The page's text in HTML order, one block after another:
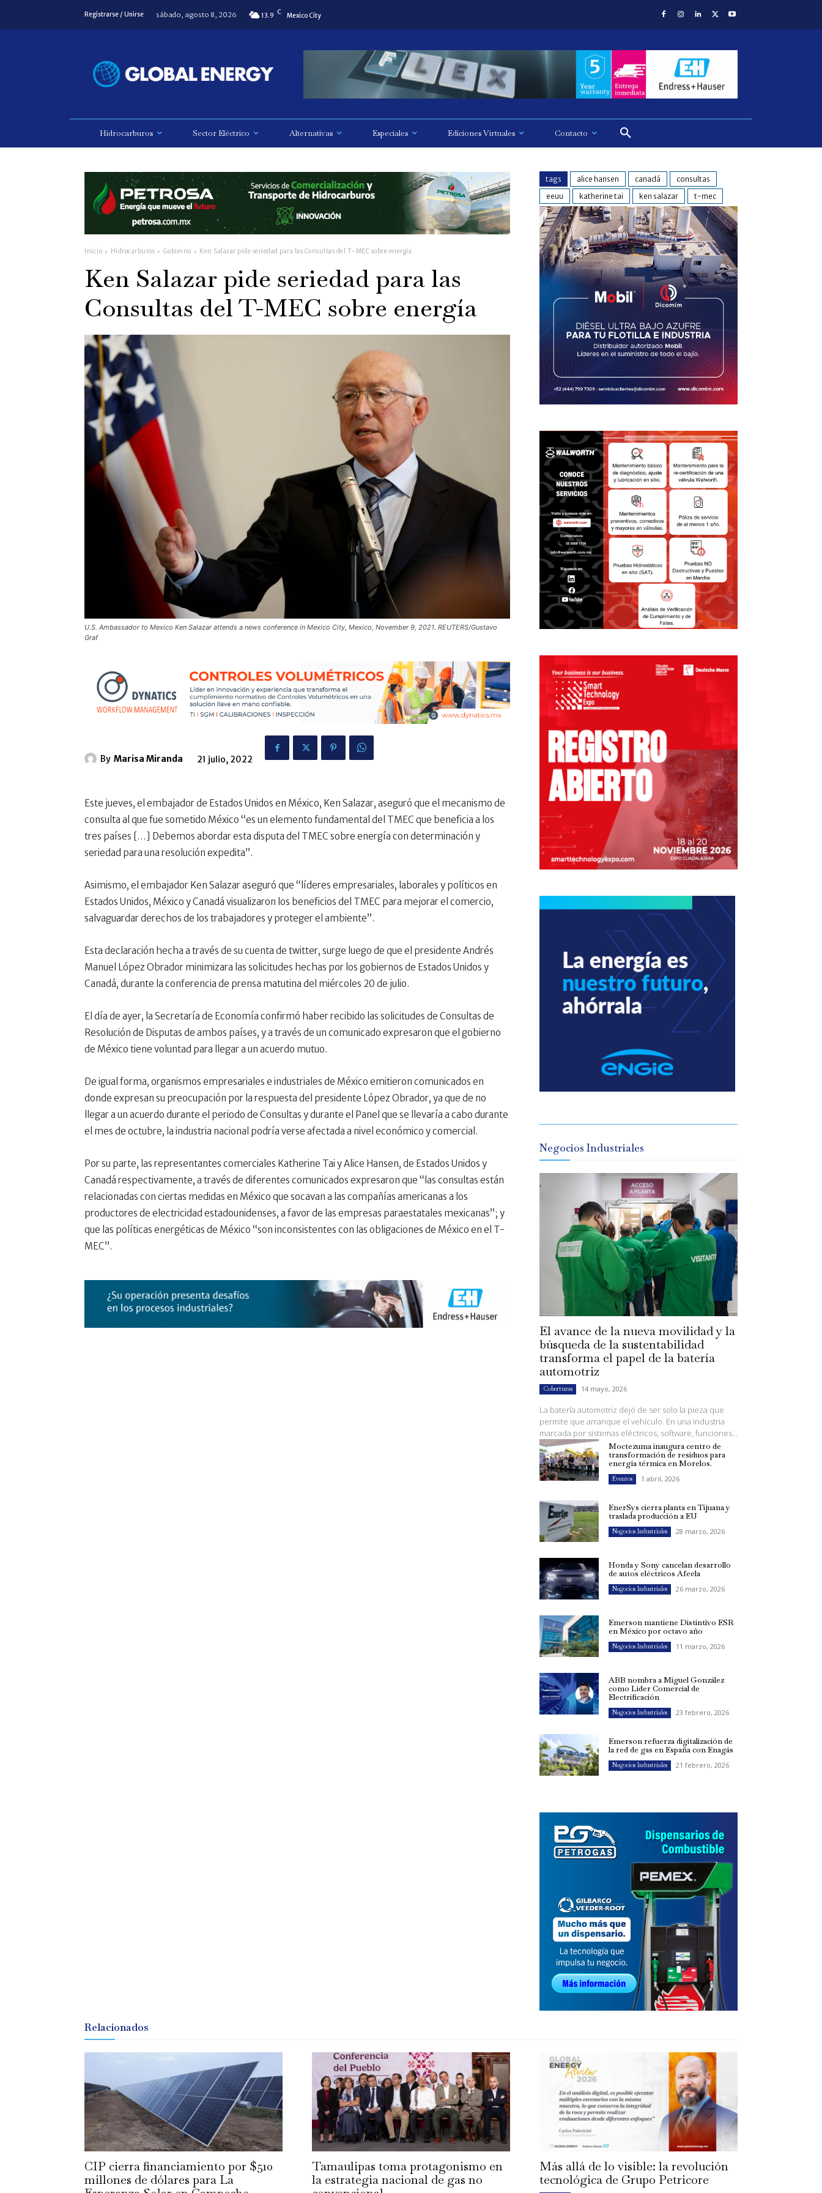
Registrarse / Unirse sábado, agosto 8, 2026 13.9 C Mexico City
Hidrocarburos Sector Eléctrico Alternativas Especiales Ediciones Virtuales Contacto
Inicio Hidrocarburos Gobierno Ken Salazar pide seriedad para las Consultas del T-MEC sobre energía
Ken Salazar pide seriedad para las
Consultas del T-MEC sobre energía
U.S. Ambassador to Mexico Ken Salazar attends a news conference in Mexico City, Mexico, November 9, 2021. REUTERS/Gustavo
Graf
By Marisa Miranda 21 julio, 2022
Este jueves, el embajador de Estados Unidos en México, Ken Salazar, aseguró que el mecanismo de
consulta al que fue sometido México “es un elemento fundamental del TMEC que beneficia a los
tres países […] Debemos abordar esta disputa del TMEC sobre energía con determinación y
seriedad para una resolución expedita”.
Asimismo, el embajador Ken Salazar aseguró que “líderes empresariales, laborales y políticos en
Estados Unidos, México y Canadá visualizaron los beneficios del TMEC para mejorar el comercio,
salvaguardar derechos de los trabajadores y proteger el ambiente”.
Esta declaración hecha a través de su cuenta de twitter, surge luego de que el presidente Andrés
Manuel López Obrador minimizara las solicitudes hechas por los gobiernos de Estados Unidos y
Canadá, durante la conferencia de prensa matutina del miércoles 20 de julio.
El día de ayer, la Secretaría de Economía confirmó haber recibido las solicitudes de Consultas de
Resolución de Disputas de ambos países, y a través de un comunicado expresaron que el gobierno
de México tiene voluntad para llegar a un acuerdo mutuo.
De igual forma, organismos empresariales e industriales de México emitieron comunicados en
donde expresan su preocupación por la respuesta del presidente López Obrador, ya que de no
llegar a un acuerdo durante el periodo de Consultas y durante el Panel que se llevaría a cabo durante
el mes de octubre, la industria nacional podría verse afectada a nivel económico y comercial.
Por su parte, las representantes comerciales Katherine Tai y Alice Hansen, de Estados Unidos y
Canadá respectivamente, a través de diferentes comunicados expresaron que “las consultas están
relacionadas con ciertas medidas en México que socavan a las compañías americanas a los
productores de electricidad estadounidenses, a favor de las empresas paraestatales mexicanas”; y
que las políticas energéticas de México “son inconsistentes con las obligaciones de México en el T-
MEC”.
tags alice hansen canadá
consultas
eeuu
katherine tai ken salazar t-mec
Negocios Industriales
El avance de la nueva movilidad y la
búsqueda de la sustentabilidad
transforma el papel de la batería
automotriz
Coberturas 14 mayo, 2026
La batería automotriz dejó de ser solo la pieza que
permite que arranque el vehículo. En una industria
marcada por sistemas eléctricos, software, funciones...
Moctezuma inaugura centro de
transformación de residuos para
energía térmica en Morelos.
Eventos 1 abril, 2026
EnerSys cierra planta en Tijuana y
traslada producción a EU
Negocios Industriales 28 marzo, 2026
Honda y Sony cancelan desarrollo
de autos eléctricos Afeela
Negocios Industriales 26 marzo, 2026
Emerson mantiene Distintivo ESR
en México por octavo año
Negocios Industriales 11 marzo, 2026
ABB nombra a Miguel González
como Líder Comercial de
Electrificación
Negocios Industriales 23 febrero, 2026
Emerson refuerza digitalización de
la red de gas en España con Enagás
Negocios Industriales 21 febrero, 2026
Relacionados
CIP cierra financiamiento por $510
millones de dólares para La
Tamaulipas toma protagonismo en
la estrategia nacional de gas no
Más allá de lo visible: la revolución
tecnológica de Grupo Petricore